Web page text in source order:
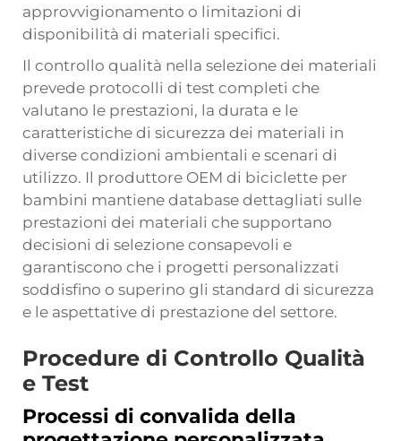
approvvigionamento o limitazioni di
disponibilità di materiali specifici.
Il controllo qualità nella selezione dei materiali
prevede protocolli di test completi che
valutano le prestazioni, la durata e le
caratteristiche di sicurezza dei materiali in
diverse condizioni ambientali e scenari di
utilizzo. Il produttore OEM di biciclette per
bambini mantiene database dettagliati sulle
prestazioni dei materiali che supportano
decisioni di selezione consapevoli e
garantiscono che i progetti personalizzati
soddisfino o superino gli standard di sicurezza
e le aspettative di prestazione del settore.
Procedure di Controllo Qualità
e Test
Processi di convalida della